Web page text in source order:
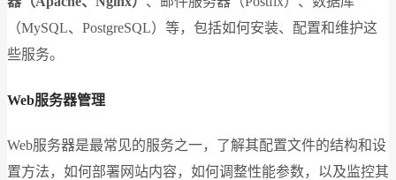
（MySQL、PostgreSQL）等，包括如何安装、配置和维护这
些服务。
Web服务器管理
Web服务器是最常见的服务之一，了解其配置文件的结构和设
置方法，如何部署网站内容，如何调整性能参数，以及监控其